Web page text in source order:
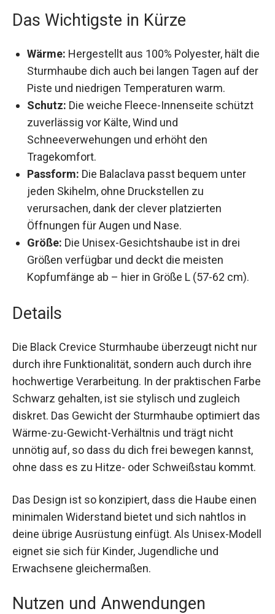
Das Wichtigste in Kürze
die Sturmhaube dich auch bei langen Tagen
auf der Piste und niedrigen Temperaturen
warm.
Schutz: Die weiche Fleece-Innenseite schützt
zuverlässig vor Kälte, Wind und
Schneeverwehungen und erhöht den
Tragekomfort.
Passform: Die Balaclava passt bequem unter
jeden Skihelm, ohne Druckstellen zu
verursachen, dank der clever platzierten
Öffnungen für Augen und Nase.
Größe: Die Unisex-Gesichtshaube ist in drei
Größen verfügbar und deckt die meisten
Kopfumfänge ab – hier in Größe L (57-62 cm).
Details
Die Black Crevice Sturmhaube überzeugt nicht
nur durch ihre Funktionalität, sondern auch durch
ihre hochwertige Verarbeitung. In der praktischen
Farbe Schwarz gehalten, ist sie stylisch und
zugleich diskret. Das Gewicht der Sturmhaube
optimiert das Wärme-zu-Gewicht-Verhältnis und
trägt nicht unnötig auf, so dass du dich frei
bewegen kannst, ohne dass es zu Hitze- oder
Schweißstau kommt.
Das Design ist so konzipiert, dass die Haube
einen minimalen Widerstand bietet und sich
nahtlos in deine übrige Ausrüstung einfügt. Als
Unisex-Modell eignet sie sich für Kinder,
Jugendliche und Erwachsene gleichermaßen.